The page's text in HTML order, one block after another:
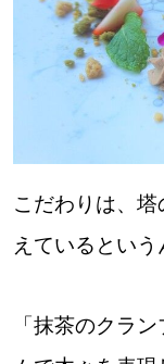
こだわりは、
えているという
「抹茶のクラ